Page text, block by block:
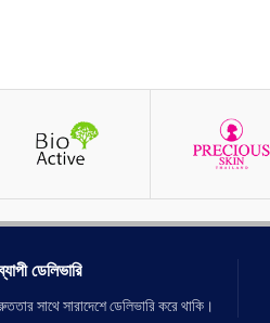
ডেলিভারি
সাথে সারাদেশে ডেলিভারি করে থাকি।